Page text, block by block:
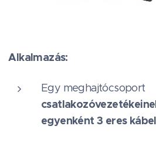
Alkalmazás:
Egy meghajtócsoport
egyenként 3 eres